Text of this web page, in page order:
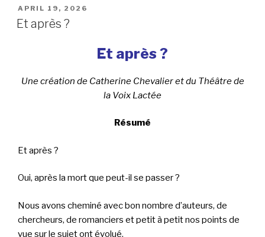
n
r
l
POSTED
ON
APRIL 19, 2026
Et après ?
Et après ?
Une création de Catherine Chevalier et du Théâtre de
la Voix Lactée
Résumé
Et après ?
Oui, après la mort que peut-il se passer ?
Nous avons cheminé avec bon nombre d’auteurs, de
chercheurs, de romanciers et petit à petit nos points de
vue sur le sujet ont évolué.